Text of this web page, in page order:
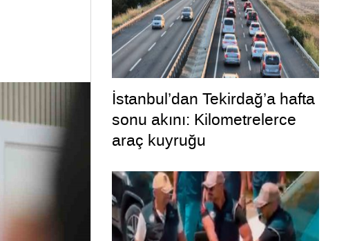
İstanbul’dan Tekirdağ’a hafta
sonu akını: Kilometrelerce
araç kuyruğu